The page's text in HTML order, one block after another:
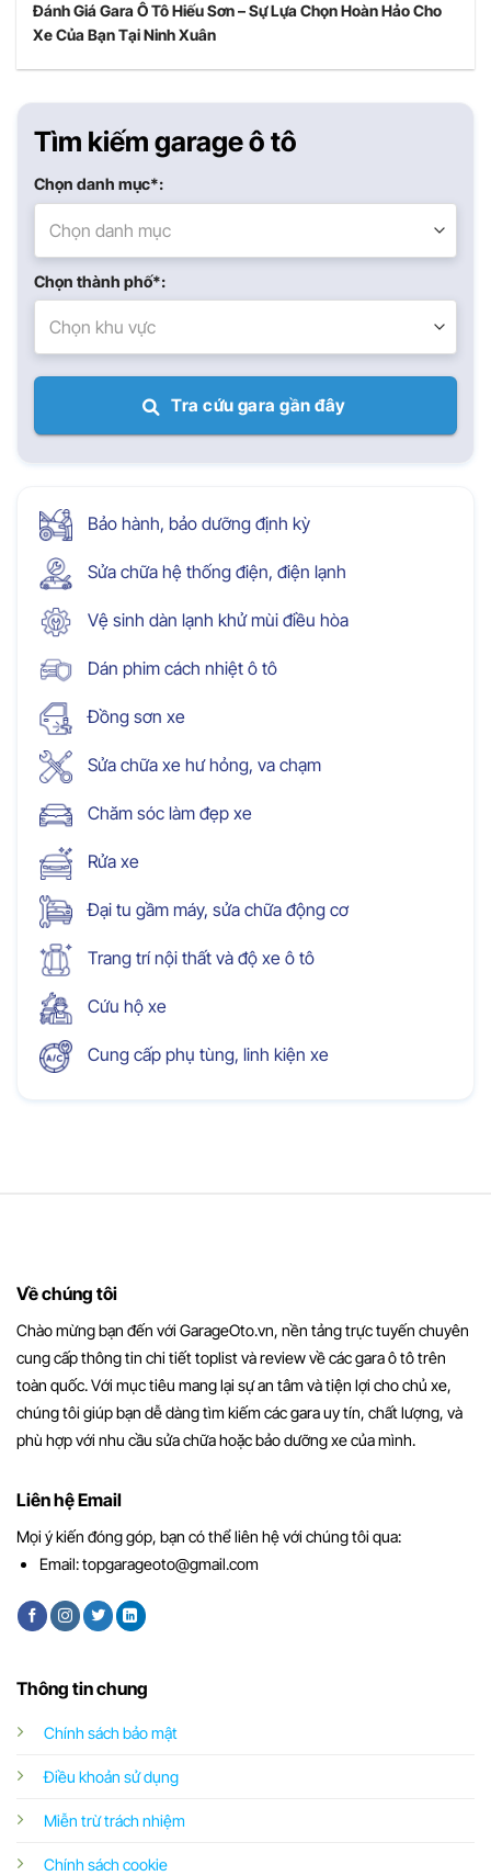
Đánh Giá Gara Ô Tô Hiếu Sơn – Sự Lựa Chọn Hoàn Hảo Cho
Xe Của Bạn Tại Ninh Xuân
Tìm kiếm garage ô tô
Chọn danh mục*:
Chọn danh mục
Chọn thành phố*:
Chọn khu vực
Tra cứu gara gần đây
Bảo hành, bảo dưỡng định kỳ
Sửa chữa hệ thống điện, điện lạnh
Vệ sinh dàn lạnh khử mùi điều hòa
Dán phim cách nhiệt ô tô
Đồng sơn xe
Sửa chữa xe hư hỏng, va chạm
Chăm sóc làm đẹp xe
Rửa xe
Đại tu gầm máy, sửa chữa động cơ
Trang trí nội thất và độ xe ô tô
Cứu hộ xe
Cung cấp phụ tùng, linh kiện xe
Về chúng tôi
Chào mừng bạn đến với GarageOto.vn, nền tảng trực tuyến chuyên
cung cấp thông tin chi tiết toplist và review về các gara ô tô trên
toàn quốc. Với mục tiêu mang lại sự an tâm và tiện lợi cho chủ xe,
chúng tôi giúp bạn dễ dàng tìm kiếm các gara uy tín, chất lượng, và
phù hợp với nhu cầu sửa chữa hoặc bảo dưỡng xe của mình.
Thông tin chung
Chính sách bảo mật
Điều khoản sử dụng
Miễn trừ trách nhiệm
Chính sách cookie
Liên hệ Email
Mọi ý kiến đóng góp, bạn có thể liên hệ với chúng tôi qua:
Email:topgarageoto@gmail.com